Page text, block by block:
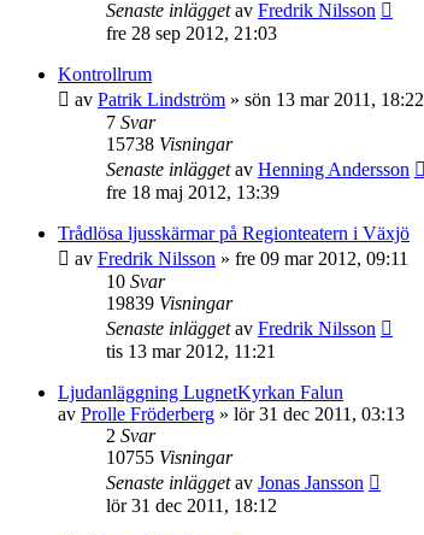
Senaste inläggetav Fredrik Nilsson
fre 28 sep 2012, 21:03
Kontrollrum
av Patrik Lindström » sön 13 mar 2011, 18:22
7 Svar
15738 Visningar
Senaste inläggetav Henning Andersson
fre 18 maj 2012, 13:39
Trådlösa ljusskärmar på Regionteatern i Växjö
av Fredrik Nilsson » fre 09 mar 2012, 09:11
10 Svar
19839 Visningar
Senaste inläggetav Fredrik Nilsson
tis 13 mar 2012, 11:21
Ljudanläggning LugnetKyrkan Falun
av Prolle Fröderberg » lör 31 dec 2011, 03:13
2 Svar
10755 Visningar
Senaste inläggetav Jonas Jansson
lör 31 dec 2011, 18:12